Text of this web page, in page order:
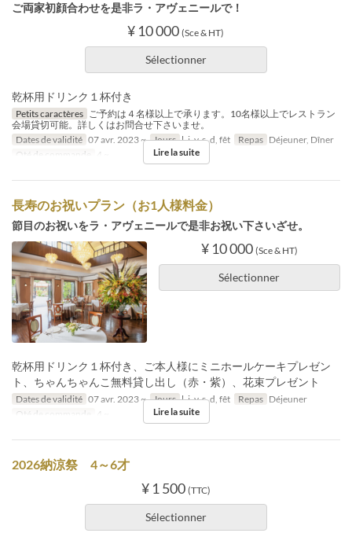
ご両家初顔合わせを是非ラ・アヴェニールで！
¥ 10 000 (Sce & HT)
Sélectionner
乾杯用ドリンク１杯付き
Petits caractères ご予約は４名様以上で承ります。10名様以上でレストラン
会場貸切可能。詳しくはお問合せ下さいませ。
Dates de validité 07 avr. 2023 ~ Jours l, j, v, s, d, fêt Repas Déjeuner, Dîner
Qté de commande
4 ~ Lire la suite
長寿のお祝いプラン（お1人様料金）
節目のお祝いをラ・アヴェニールで是非お祝い下さいざせ。
¥ 10 000 (Sce & HT)
Sélectionner
乾杯用ドリンク１杯付き、ご本人様にミニホールケーキプレゼン
ト、ちゃんちゃんこ無料貸し出し（赤・紫）、花束プレゼント
Dates de validité 07 avr. 2023 ~ Jours l, j, v, s, d, fêt Repas Déjeuner
Qté de commande
4 ~ Lire la suite
2026納涼祭 4～6才
¥ 1 500 (TTC)
Sélectionner